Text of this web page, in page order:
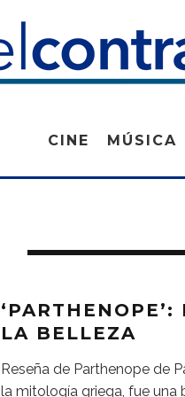
CINE MÚSICA
LA BELLEZA
Reseña de Parthenope de
la mitología griega, fue una